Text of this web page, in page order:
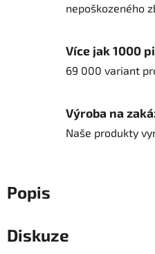
nepoškozeného
Více jak 1000
69 000 variant
Výroba na
Naše produkty
Popis
Diskuze